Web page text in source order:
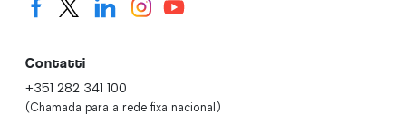
Contatti
+351 282 341 100
(Chamada para a rede fixa nacional)